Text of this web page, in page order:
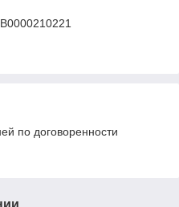
по договоренности